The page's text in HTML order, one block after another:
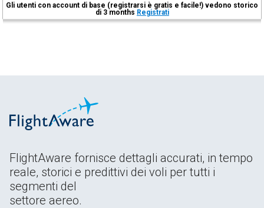
Gli utenti con account di base (registrarsi è gratis e facile!) vedono storico
di 3 months Registrati
FlightAware fornisce dettagli accurati, in tempo
reale, storici e predittivi dei voli per tutti i
segmenti del
settore aereo.